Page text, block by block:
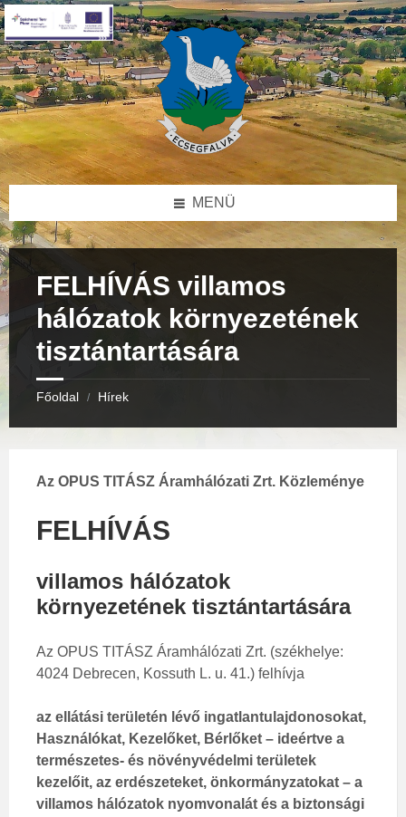
Skip
to
content
Skip
to
right
sidebar
Skip
to
footer
MENÜ
FELHÍVÁS villamos
hálózatok környezetének
tisztántartására
Főoldal / Hírek
Az OPUS TITÁSZ Áramhálózati Zrt. Közleménye
FELHÍVÁS
villamos hálózatok
környezetének tisztántartására
Az OPUS TITÁSZ Áramhálózati Zrt. (székhelye:
4024 Debrecen, Kossuth L. u. 41.) felhívja
az ellátási területén lévő ingatlantulajdonosokat,
Használókat, Kezelőket, Bérlőket – ideértve a
természetes- és növényvédelmi területek
kezelőit, az erdészeteket, önkormányzatokat – a
villamos hálózatok nyomvonalát és a biztonsági